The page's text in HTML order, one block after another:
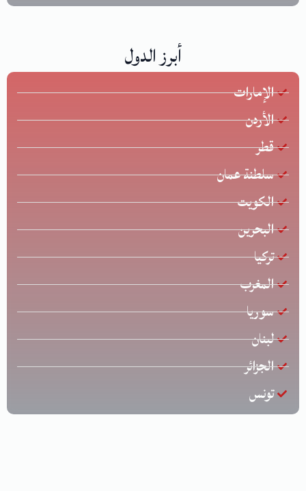
أبرز الدول
الإمارات
الأردن
قطر
سلطنة عمان
الكويت
البحرين
تركيا
المغرب
سوريا
لبنان
الجزائر
تونس